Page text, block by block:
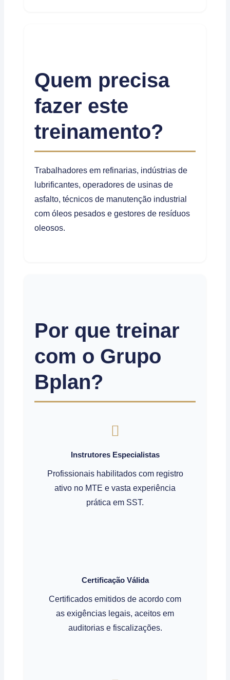
Quem precisa
fazer este
treinamento?
Trabalhadores em refinarias, indústrias de
lubrificantes, operadores de usinas de
asfalto, técnicos de manutenção industrial
com óleos pesados e gestores de resíduos
oleosos.
Por que treinar
com o Grupo
Bplan?
Instrutores Especialistas
Profissionais habilitados com registro
ativo no MTE e vasta experiência
prática em SST.
Certificação Válida
Certificados emitidos de acordo com
as exigências legais, aceitos em
auditorias e fiscalizações.